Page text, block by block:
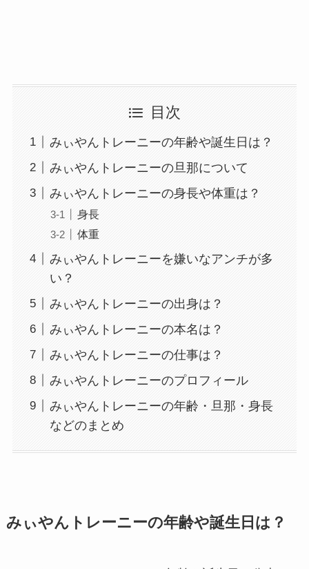
目次
みぃやんトレーニーの年齢や誕生日は？
みぃやんトレーニーの旦那について
みぃやんトレーニーの身長や体重は？
身長
体重
みぃやんトレーニーを嫌いなアンチが多
い？
みぃやんトレーニーの出身は？
みぃやんトレーニーの本名は？
みぃやんトレーニーの仕事は？
みぃやんトレーニーのプロフィール
みぃやんトレーニーの年齢・旦那・身長
などのまとめ
みぃやんトレーニーの年齢や誕生日は？